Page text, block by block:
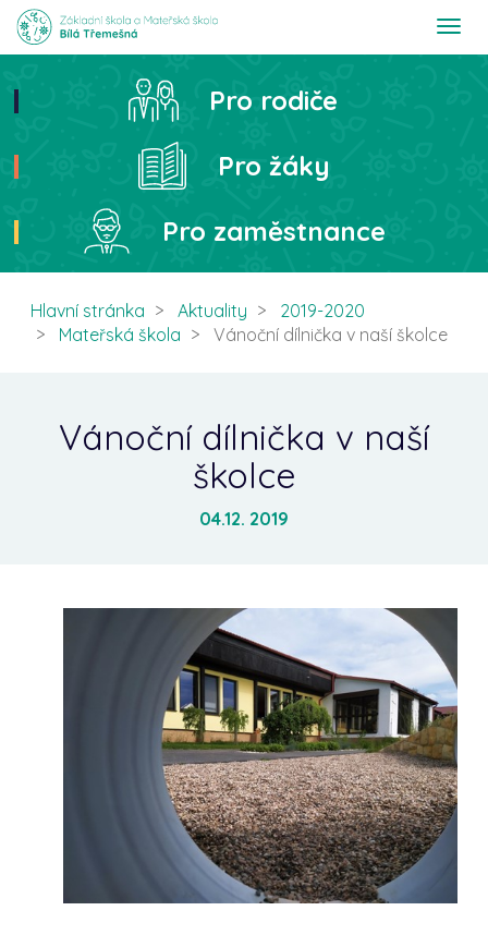
T
t
Hledat
Pro rodiče
Pro žáky
Pro zaměstnance
Hlavní stránka Aktuality
2019-2020
Mateřská škola
Vánoční dílnička v naší školce
Vánoční dílnička v naší
školce
04.12. 2019